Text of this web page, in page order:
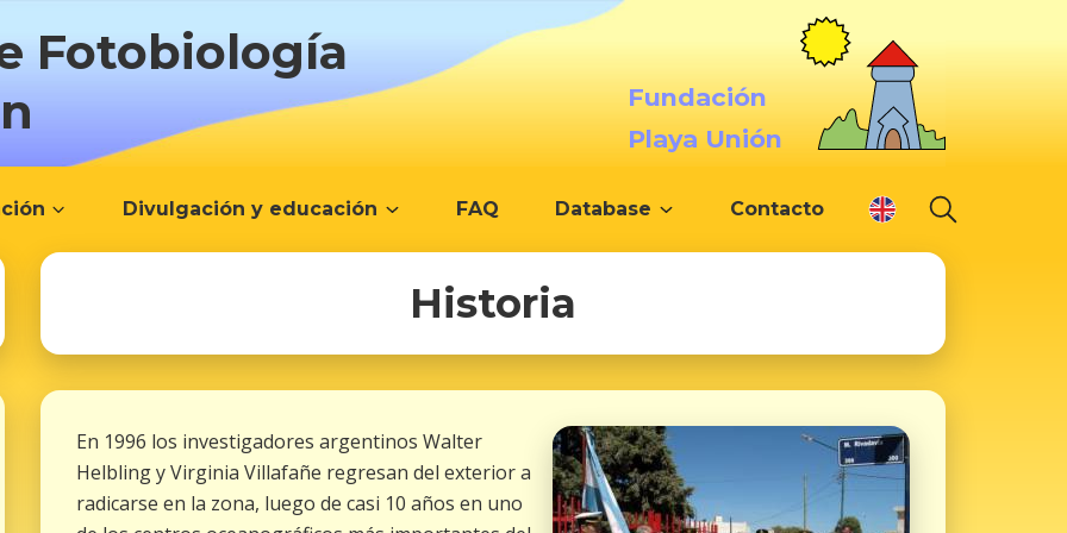
Fotobiología
Fundación
Playa Unión
Divulgación y educación FAQ Database Contacto
Historia
En 1996 los investigadores argentinos Walter
Helbling y Virginia Villafañe regresan del exterior a
radicarse en la zona, luego de casi 10 años en uno